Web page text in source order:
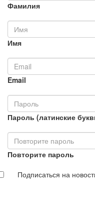
Фамилия
Имя
Email
Пароль (латинские
Повторите пароль
Подписаться на